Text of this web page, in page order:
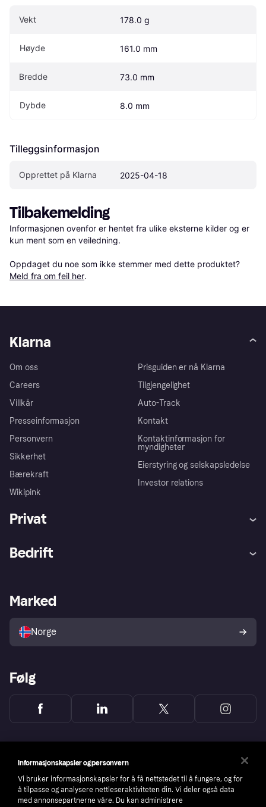
Vekt 178.0 g
Høyde 161.0 mm
Bredde 73.0 mm
Dybde 8.0 mm
Tilleggsinformasjon
Opprettet på Klarna 2025-04-18
Tilbakemelding
Informasjonen ovenfor er hentet fra ulike eksterne kilder og er
kun ment som en veiledning.
Oppdaget du noe som ikke stemmer med dette produktet?
Meld fra om feil her.
Klarna
Om oss
Careers
Villkår
Presseinformasjon
Personvern
Sikkerhet
Bærekraft
Wikipink
Prisguiden er nå Klarna
Tilgjengelighet
Auto-Track
Kontakt
Kontaktinformasjon for
myndigheter
Eierstyring og selskapsledelse
Investor relations
Privat
Utforsk butikker
Bedrift
Merchant portal
Marked
Norge
Følg
Informasjonskapsler og personvern
Vi bruker informasjonskapsler for å få nettstedet til å fungere, og for
å tilpasse og analysere nettleseraktiviteten din. Vi deler også data
med annonsepartnerne våre. Du kan administrere